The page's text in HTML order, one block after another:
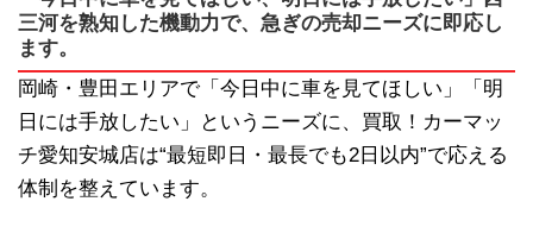
三河を熟知した機動力で、急ぎの売却ニーズに即応し
ます。
岡崎・豊田エリアで「今日中に車を見てほしい」「明
日には手放したい」というニーズに、買取！カーマッ
チ愛知安城店は“最短即日・最長でも2日以内”で応える
体制を整えています。